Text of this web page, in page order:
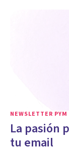
NEWSLETTER PYM
La pasión
tu email